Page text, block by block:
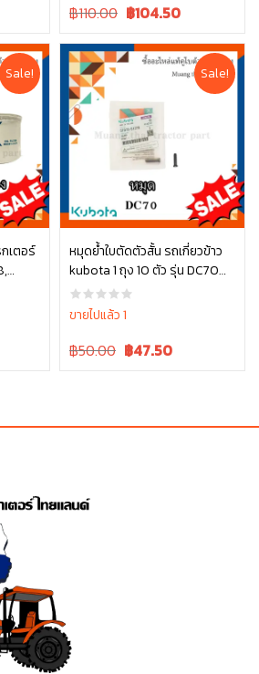
Original
was:
฿110.00.
฿110.00 Current
is:
฿110.00.
฿104.50
Sale!
เตอร์
Sale!
หมุดย้ำใบตัดตัวสั้น รถเกี่ยวข้าว
kubota 1 ถุง 10 ตัว รุ่น DC70
5T072-51380
ขายไปแล้ว 1
Original
฿50.00 Current
฿47.50
หยิบใส่ตะกร้า